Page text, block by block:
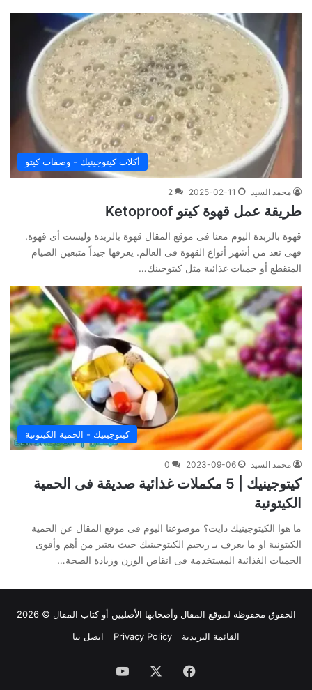
أكلات كيتوجينيك - وصفات كيتو
محمد السيد 2025-02-11
2
طريقة عمل قهوة كيتو Ketoproof
قهوة بالزبدة اليوم معنا فى موقع المقال قهوة بالزبدة وليست أى قهوة.
فهى تعد من أشهر أنواع القهوة فى العالم. يعرفها جيداً متبعين الصيام
المتقطع أو حميات غذائية مثل كيتوجينك…
كيتوجينيك - الحمية الكيتونية
محمد السيد 2023-09-06
0
كيتوجينيك | 5 مكملات غذائية صديقة فى الحمية
الكيتونية
ما هوا الكيتوجينيك دايت؟ موضوعنا اليوم فى موقع المقال عن الحمية
الكيتونية او ما يعرف بـ ريجيم الكيتوجينيك حيث يعتبر من أهم وأقوى
الحميات الغذائية المستخدمة فى انقاص الوزن وزيادة الصحة…
الحقوق محفوظة لموقع المقال وأصحابها الأصليين أو كتاب المقال © 2026
القائمة البريدية
Privacy Policy اتصل بنا
فيسبوك